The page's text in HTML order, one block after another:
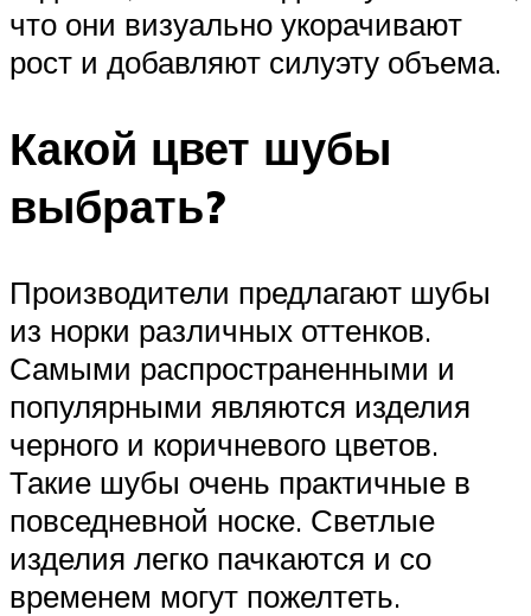
что они визуально укорачивают
рост и добавляют силуэту объема.
Какой цвет шубы
выбрать?
Производители предлагают шубы
из норки различных оттенков.
Самыми распространенными и
популярными являются изделия
черного и коричневого цветов.
Такие шубы очень практичные в
повседневной носке. Светлые
изделия легко пачкаются и со
временем могут пожелтеть.